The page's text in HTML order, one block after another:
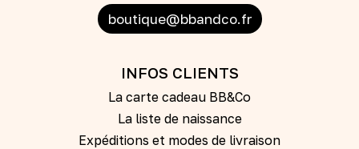
boutique@bbandco.fr
INFOS CLIENTS
La carte cadeau BB&Co
La liste de naissance
Expéditions et modes de livraison